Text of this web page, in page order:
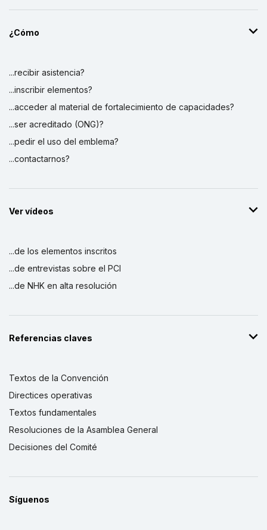
¿Cómo
...recibir asistencia?
...inscribir elementos?
...acceder al material de fortalecimiento de capacidades?
...ser acreditado (ONG)?
...pedir el uso del emblema?
...contactarnos?
Ver vídeos
...de los elementos inscritos
...de entrevistas sobre el PCI
...de NHK en alta resolución
Referencias claves
Textos de la Convención
Directices operativas
Textos fundamentales
Resoluciones de la Asamblea General
Decisiones del Comité
Síguenos